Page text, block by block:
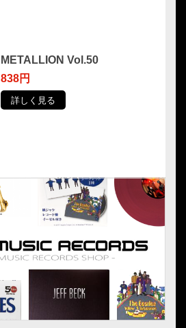
METALLION Vol.50
838円
詳しく見る